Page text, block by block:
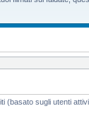
(basato sugli utenti